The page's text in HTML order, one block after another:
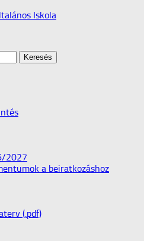
Iskola
2027
a beiratkozáshoz
(.pdf)